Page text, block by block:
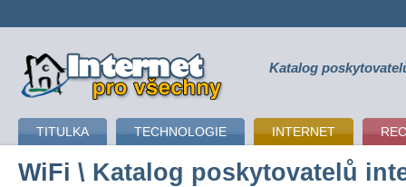
připojení k internetu Katalog
TITULKA TECHNOLOGIE INTERNET
WiFi \ Katalog poskytovatelů